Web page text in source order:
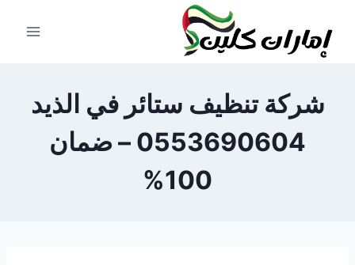
المحتوى
شركة تنظيف ستائر في الذيد
0553690604 – ضمان
100%